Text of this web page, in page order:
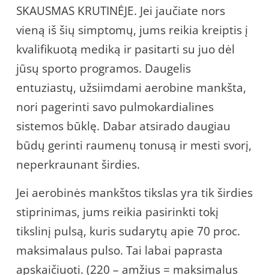
SKAUSMAS KRUTINĖJE. Jei jaučiate nors
vieną iš šių simptomų, jums reikia kreiptis į
kvalifikuotą mediką ir pasitarti su juo dėl
jūsų sporto programos. Daugelis
entuziastų, užsiimdami aerobine mankšta,
nori pagerinti savo pulmokardialines
sistemos būklę. Dabar atsirado daugiau
būdų gerinti raumenų tonusą ir mesti svorį,
neperkraunant širdies.
Jei aerobinės mankštos tikslas yra tik širdies
stiprinimas, jums reikia pasirinkti tokį
tikslinį pulsą, kuris sudarytų apie 70 proc.
maksimalaus pulso. Tai labai paprasta
apskaičiuoti. (220 – amžius = maksimalus